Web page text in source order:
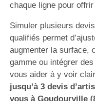
chaque ligne pour
Simuler plusieurs
qualifiés permet
augmenter la surface,
gamme ou intégrer
vous aider à y voir
jusqu’à 3 devis
vous à Goudourville